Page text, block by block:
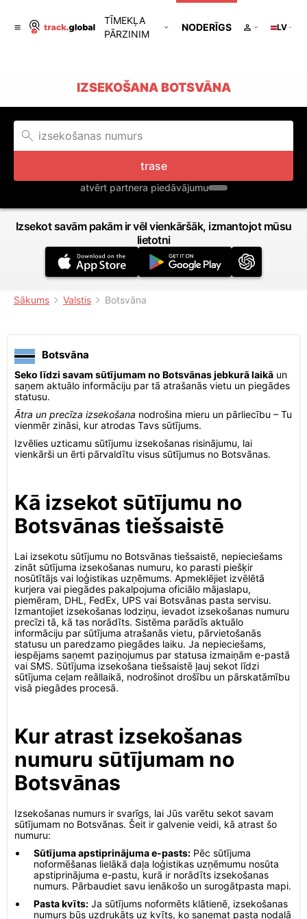
TĪMEKĻA
PĀRZINIM
NODERĪGS LV
IZSEKOŠANA BOTSVĀNA
trase
atvērt partnera piedāvājumu
Izsekot savām pakām ir vēl vienkāršāk, izmantojot mūsu
lietotni
Sākums Valstis Botsvāna
Botsvāna
Seko līdzi savam sūtījumam no Botsvānas jebkurā laikā un
saņem aktuālo informāciju par tā atrašanās vietu un piegādes
statusu.
Ātra un precīza izsekošana nodrošina mieru un pārliecību – Tu
vienmēr zināsi, kur atrodas Tavs sūtījums.
Izvēlies uzticamu sūtījumu izsekošanas risinājumu, lai
vienkārši un ērti pārvaldītu visus sūtījumus no Botsvānas.
Kā izsekot sūtījumu no
Botsvānas tiešsaistē
Lai izsekotu sūtījumu no Botsvānas tiešsaistē, nepieciešams
zināt sūtījuma izsekošanas numuru, ko parasti piešķir
nosūtītājs vai loģistikas uzņēmums. Apmeklējiet izvēlētā
kurjera vai piegādes pakalpojuma oficiālo mājaslapu,
piemēram, DHL, FedEx, UPS vai Botsvānas pasta servisu.
Izmantojiet izsekošanas lodziņu, ievadot izsekošanas numuru
precīzi tā, kā tas norādīts. Sistēma parādīs aktuālo
informāciju par sūtījuma atrašanās vietu, pārvietošanās
statusu un paredzamo piegādes laiku. Ja nepieciešams,
iespējams saņemt paziņojumus par statusa izmaiņām e-pastā
vai SMS. Sūtījuma izsekošana tiešsaistē ļauj sekot līdzi
sūtījuma ceļam reāllaikā, nodrošinot drošību un pārskatāmību
visā piegādes procesā.
Kur atrast izsekošanas
numuru sūtījumam no
Botsvānas
Izsekošanas numurs ir svarīgs, lai Jūs varētu sekot savam
sūtījumam no Botsvānas. Šeit ir galvenie veidi, kā atrast šo
numuru:
Sūtījuma apstiprinājuma e-pasts: Pēc sūtījuma
noformēšanas lielākā daļa loģistikas uzņēmumu nosūta
apstiprinājuma e-pastu, kurā ir norādīts izsekošanas
numurs. Pārbaudiet savu ienākošo un surogātpasta mapi.
Pasta kvīts: Ja sūtījums noformēts klātienē, izsekošanas
numurs būs uzdrukāts uz kvīts, ko saņemat pasta nodaļā